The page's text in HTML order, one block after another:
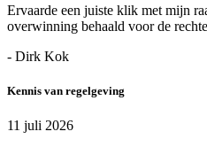
Ervaarde een juiste klik met mijn
overwinning behaald voor de
- Dirk Kok
Kennis van regelgeving
11 juli 2026